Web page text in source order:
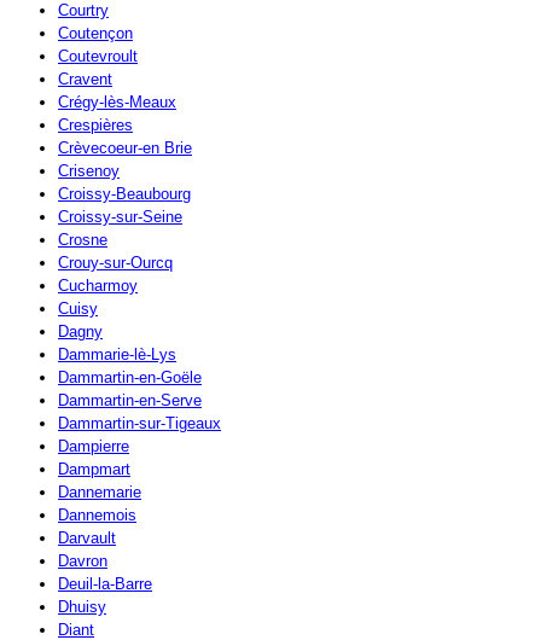
Courtry
Coutençon
Coutevroult
Cravent
Crégy-lès-Meaux
Crespières
Crèvecoeur-en Brie
Crisenoy
Croissy-Beaubourg
Croissy-sur-Seine
Crosne
Crouy-sur-Ourcq
Cucharmoy
Cuisy
Dagny
Dammarie-lè-Lys
Dammartin-en-Goële
Dammartin-en-Serve
Dammartin-sur-Tigeaux
Dampierre
Dampmart
Dannemarie
Dannemois
Darvault
Davron
Deuil-la-Barre
Dhuisy
Diant